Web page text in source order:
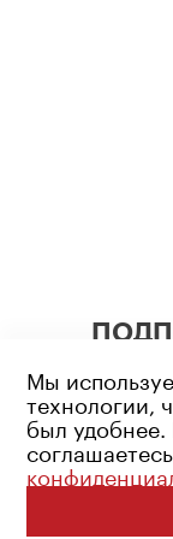
Мы
технологии,
был